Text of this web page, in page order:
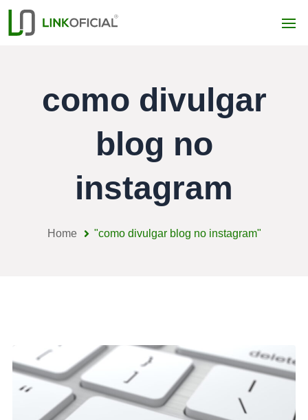
como divulgar
blog no
instagram
Home "como divulgar blog no instagram"